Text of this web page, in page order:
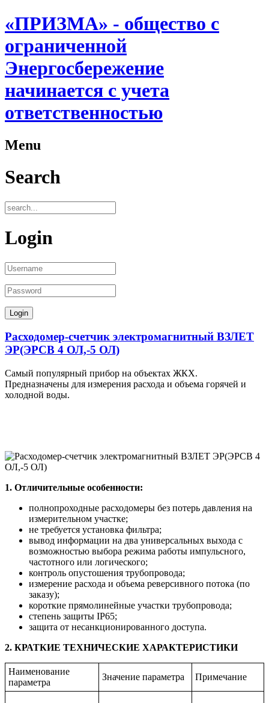
«ПРИЗМА» - общество с
ограниченной
Энергосбережение
начинается с учета
ответственностью
Menu
Search
Login
Расходомер-счетчик электромагнитный ВЗЛЕТ
ЭР(ЭРСВ 4 ОЛ,-5 ОЛ)
Самый популярный прибор на объектах ЖКХ.
Предназначены для измерения расхода и объема горячей и
холодной воды.
1. Отличительные особенности:
полнопроходные расходомеры без потерь давления на
измерительном участке;
не требуется установка фильтра;
вывод информации на два универсальных выхода с
возможностью выбора режима работы импульсного,
частотного или логического;
контроль опустошения трубопровода;
измерение расхода и объема реверсивного потока (по
заказу);
короткие прямолинейные участки трубопровода;
степень защиты IP65;
защита от несанкционированного доступа.
2. КРАТКИЕ ТЕХНИЧЕСКИЕ ХАРАКТЕРИСТИКИ
Наименование
параметра
Значение параметра Примечание